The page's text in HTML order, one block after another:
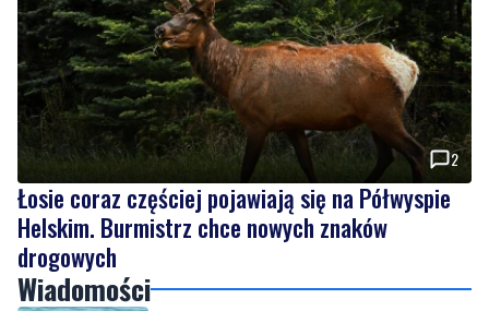
2
Łosie coraz częściej pojawiają się na Półwyspie
Helskim. Burmistrz chce nowych znaków
drogowych
Wiadomości